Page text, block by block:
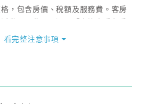
，包含房價、稅額及服務費。客房
標準。
看完整注意事項